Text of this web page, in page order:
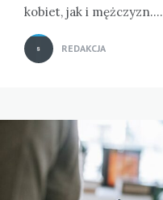
kobiet, jak i mężczyzn….
REDAKCJA